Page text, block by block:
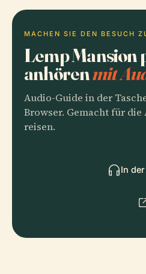
MACHEN SIE DEN BESUCH
Lemp Mansion
anhörenmit
Audio-Guide in der
Browser. Gemacht für
reisen.
In